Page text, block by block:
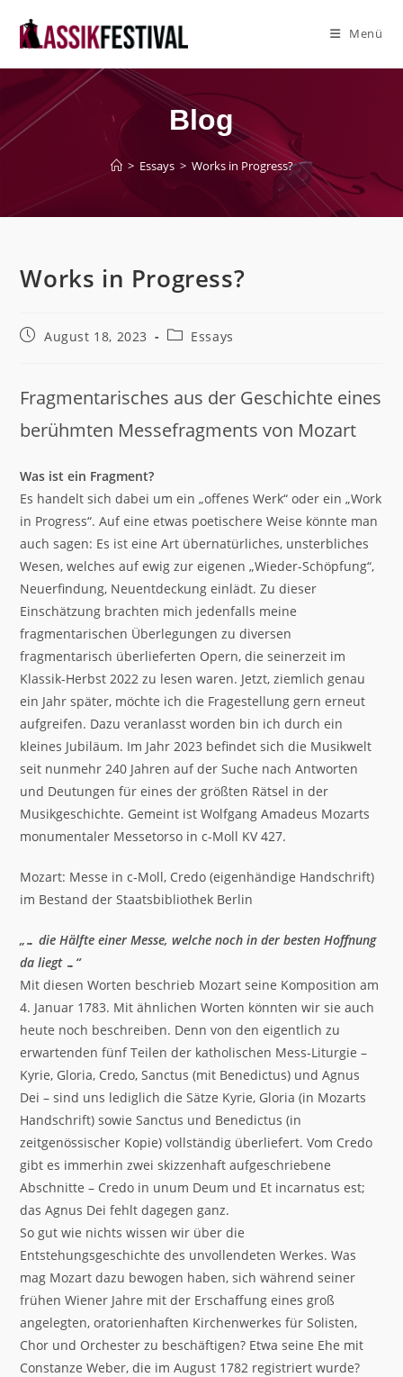
Inhalt
Menü
Blog
> Essays > Works in Progress?
Works in Progress?
BeitragAugust 18, 2023
Beitrags-
Essays
Fragmentarisches aus der Geschichte eines
berühmten Messefragments von Mozart
Was ist ein Fragment?
Es handelt sich dabei um ein „offenes Werk“ oder ein „Work
in Progress“. Auf eine etwas poetischere Weise könnte man
auch sagen: Es ist eine Art übernatürliches, unsterbliches
Wesen, welches auf ewig zur eigenen „Wieder-Schöpfung“,
Neuerfindung, Neuentdeckung einlädt. Zu dieser
Einschätzung brachten mich jedenfalls meine
fragmentarischen Überlegungen zu diversen
fragmentarisch überlieferten Opern, die seinerzeit im
Klassik-Herbst 2022 zu lesen waren. Jetzt, ziemlich genau
ein Jahr später, möchte ich die Fragestellung gern erneut
aufgreifen. Dazu veranlasst worden bin ich durch ein
kleines Jubiläum. Im Jahr 2023 befindet sich die Musikwelt
seit nunmehr 240 Jahren auf der Suche nach Antworten
und Deutungen für eines der größten Rätsel in der
Musikgeschichte. Gemeint ist Wolfgang Amadeus Mozarts
monumentaler Messetorso in c-Moll KV 427.
Mozart: Messe in c-Moll, Credo (eigenhändige Handschrift)
im Bestand der Staatsbibliothek Berlin
„… die Hälfte einer Messe, welche noch in der besten Hoffnung
da liegt …“
Mit diesen Worten beschrieb Mozart seine Komposition am
4. Januar 1783. Mit ähnlichen Worten könnten wir sie auch
heute noch beschreiben. Denn von den eigentlich zu
erwartenden fünf Teilen der katholischen Mess-Liturgie –
Kyrie, Gloria, Credo, Sanctus (mit Benedictus) und Agnus
Dei – sind uns lediglich die Sätze Kyrie, Gloria (in Mozarts
Handschrift) sowie Sanctus und Benedictus (in
zeitgenössischer Kopie) vollständig überliefert. Vom Credo
gibt es immerhin zwei skizzenhaft aufgeschriebene
Abschnitte – Credo in unum Deum und Et incarnatus est;
das Agnus Dei fehlt dagegen ganz.
So gut wie nichts wissen wir über die
Entstehungsgeschichte des unvollendeten Werkes. Was
mag Mozart dazu bewogen haben, sich während seiner
frühen Wiener Jahre mit der Erschaffung eines groß
angelegten, oratorienhaften Kirchenwerkes für Solisten,
Chor und Orchester zu beschäftigen? Etwa seine Ehe mit
Constanze Weber, die im August 1782 registriert wurde?